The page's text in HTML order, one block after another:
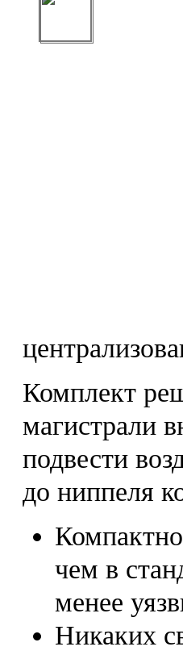
Комплект
магистрали
подвести
до ниппеля
чем в
менее
Никаких